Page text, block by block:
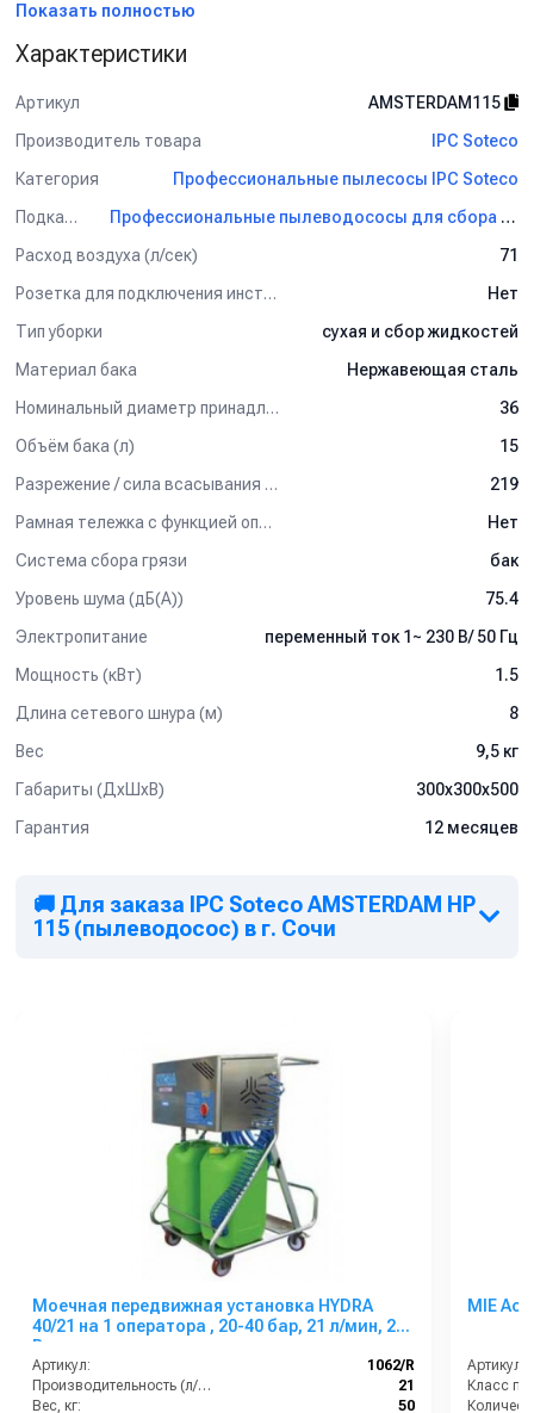
- Полный набор различных аксессуаров.
Комплект поставки:
- Гибкий всасывающий шланг.
- Соединительное колено.
- Комби-насадка для сбора сухой грязи.
- Насадка для сбора жидкой грязи.
- Насадка для мебели.
- Круглая щетка.
- Полиэстеровый фильтр-корзина конической формы.
Применение:
Компактный пылеводосос подходит для ежедневного
использования в небольших офисах, магазинах, гостиницах и
Показать полностью
Характеристики
Артикул
AMSTERDAM115
Производитель товара
IPC Soteco
Категория
Профессиональные пылесосы IPC Soteco
Подкатегория
Профессиональные пылеводососы для сбора сухой и жидкой грязи IPC Soteco
Расход воздуха (л/сек)
71
Розетка для подключения инструмента
Нет
Тип уборки
сухая и сбор жидкостей
Материал бака
Нержавеющая сталь
Номинальный диаметр принадлежностей (мм)
36
Объём бака (л)
15
Разрежение / сила всасывания (мбар)
219
Рамная тележка с функцией опрокидывания бака
Нет
Система сбора грязи
бак
Уровень шума (дБ(А))
75.4
Электропитание
переменный ток 1~ 230 В/ 50 Гц
Мощность (кВт)
1.5
Длина сетевого шнура (м)
8
Вес
9,5 кг
Габариты (ДхШхВ)
300x300x500
Гарантия
12 месяцев
🚚 Для заказа IPC Soteco AMSTERDAM HP
115 (пылеводосос) в г. Сочи
Моечная передвижная установка HYDRA
40/21 на 1 оператора , 20-40 бар, 21 л/мин, 230
В
Артикул:
1062/R
Производительность (л/мин):
21
Вес, кг:
50
MIE
Артикул:
Класс